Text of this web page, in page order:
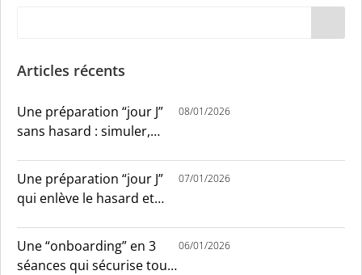
Articles récents
Une préparation “jour J”
sans hasard : simuler,
08/01/2026
Une préparation “jour J”
qui enlève le hasard et
07/01/2026
Une “onboarding” en 3
séances qui sécurise tout
06/01/2026